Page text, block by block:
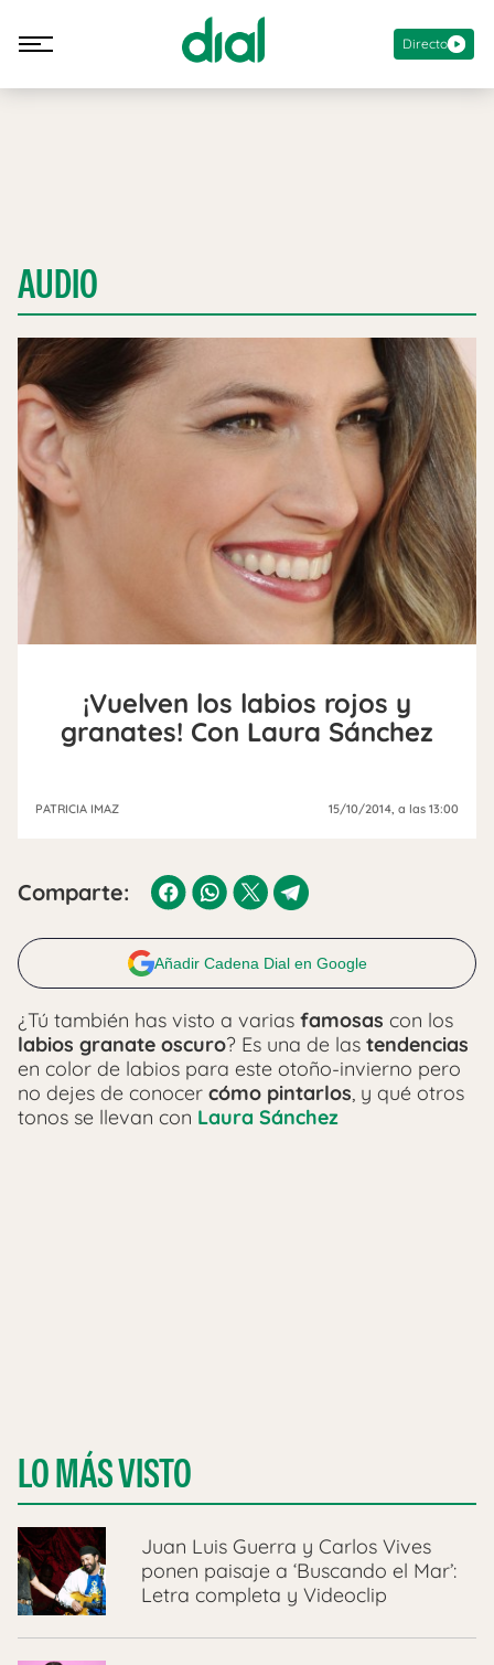
Directo
AUDIO
¡Vuelven los labios rojos y
granates! Con Laura Sánchez
PATRICIA IMAZ 15/10/2014 , a las 13:00
Comparte:
Añadir Cadena Dial en Google
¿Tú también has visto a varias famosas con los
labios granate oscuro? Es una de las tendencias
en color de labios para este otoño-invierno pero
no dejes de conocer cómo pintarlos, y qué otros
tonos se llevan con Laura Sánchez
LO MÁS VISTO
Juan Luis Guerra y Carlos Vives
ponen paisaje a ‘Buscando el Mar’:
Letra completa y Videoclip